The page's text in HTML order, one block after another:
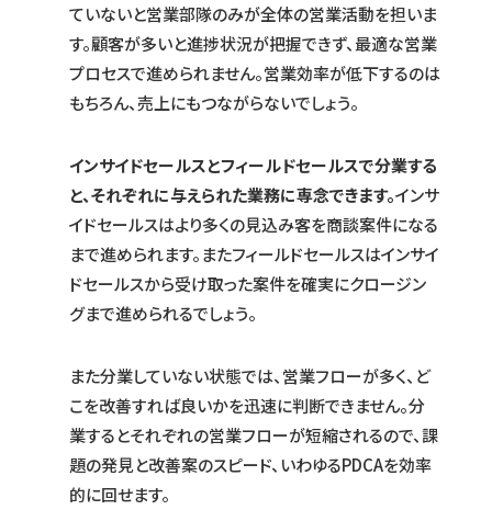
ていないと営業部隊のみが全体の営業活動を担いま
す。顧客が多いと進捗状況が把握できず、最適な営業
プロセスで進められません。営業効率が低下するのは
もちろん、売上にもつながらないでしょう。
インサイドセールスとフィールドセールスで分業する
と、それぞれに与えられた業務に専念できます。インサ
イドセールスはより多くの見込み客を商談案件になる
まで進められます。またフィールドセールスはインサイ
ドセールスから受け取った案件を確実にクロージン
グまで進められるでしょう。
また分業していない状態では、営業フローが多く、ど
こを改善すれば良いかを迅速に判断できません。分
業するとそれぞれの営業フローが短縮されるので、課
題の発見と改善案のスピード、いわゆるPDCAを効率
的に回せます。